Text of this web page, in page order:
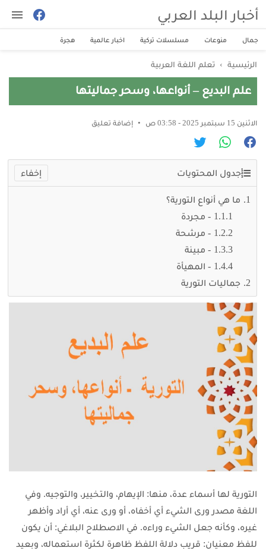
أخبار البلد العربي
جمال منوعات مسلسلات تركية اخبار عالمية هجرة
الرئيسية › تعلم اللغة العربية
علم البديع – أنواعها، وسحر جماليتها
الاثنين 15 سبتمبر 2025 - 03:58 ص إضافة تعليق
جدول المحتويات
ما هي أنواع التورية؟
1- مجردة
2- مرشحة
3- مبينة
4- المهيأة
جماليات التورية
التورية لها أسماء عدة، منها: الإيهام، والتخيير، والتوجيه. وفي
اللغة مصدر ورى الشيء أي أخفاه، أو ورى عنه، أي أراد وأظهر
غيره، وكأنه جعل الشيء وراءه. في الاصطلاح البلاغي: أن يكون
للفظ معنيان: قريب دلالة اللفظ ظاهرة لكثرة استعماله، وبعيد